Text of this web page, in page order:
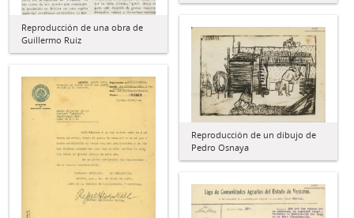
Reproducción de una obra de
Guillermo Ruiz
Reproducción de un dibujo de
Pedro Osnaya